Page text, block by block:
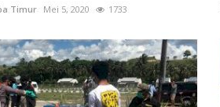
Timur Mei 5, 2020 1733